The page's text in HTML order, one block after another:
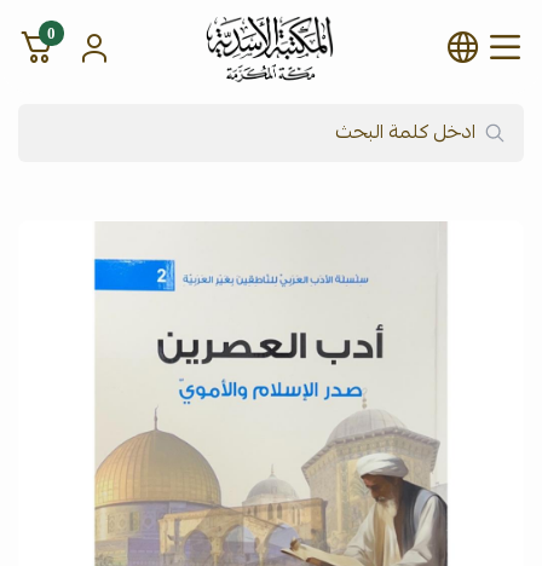
شركة المكتبة الأسدية للنشر
0